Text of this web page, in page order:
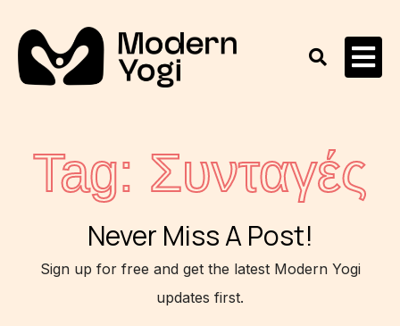
Never Miss A Post!
Sign up for free and get the latest Modern Yogi
updates first.
Tag: Συνταγές